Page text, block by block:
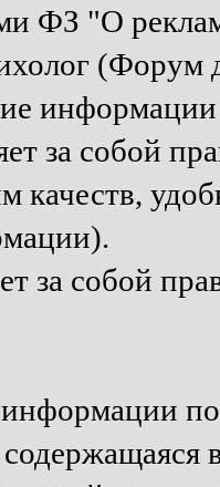
ФЗ "О
(Форум
за собой
качеств,
за собой